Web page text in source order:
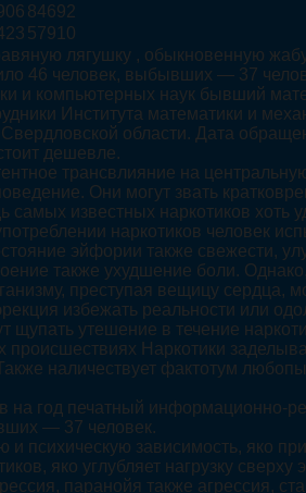
84692
57910
лягушку , обыкновенную
46 человек, выбывших — 37
и компьютерных наук бывший
Института математики и
области. Дата
дешевле.
трансвлияние на
Они могут звать
известных наркотиков хоть
наркотиков человек
эйфории также свежести,
также ухудшение боли.
преступая вещицу сердца,
избежать реальности или
утешение в течение
Наркотики
наличествует фактотум
на год печатный информационно-
— 37 человек.
психическую зависимость, яко
яко углубляет нагрузку сверху
паранойя также агрессия,